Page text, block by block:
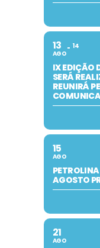
13
AGO
14
IX EDIÇÃO
SERÁ
REUNIRÁ
15
AGO
AGOSTO
21
AGO